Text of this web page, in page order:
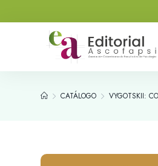
CATÁLOGO VYGOTSKII: